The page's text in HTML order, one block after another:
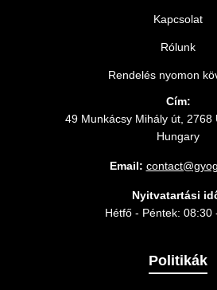
Kapcsolat
Rólunk
Rendelés nyomon
Cím:
49 Munkácsy Mihály út, 2768
Hungary
Email:
Nyitvatartási
Hétfő - Péntek: 08:30
Politikák